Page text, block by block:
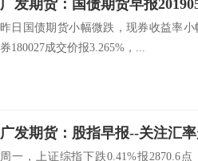
昨日国债期货小幅微跌，现券收益率
券180027成交价报3.265%，...
广发期货：股指早报--关注汇率
周一，上证综指下跌0.41%报2870.6点